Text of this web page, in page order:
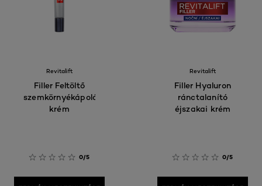
Revitalift
Filler Feltöltő
szemkörnyékápoló
krém
0/5
Revitalift
Filler Hyaluron
ránctalanító
éjszakai krém
0/5